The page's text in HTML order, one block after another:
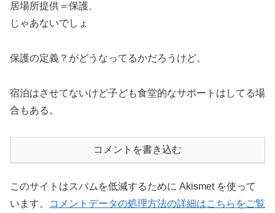
居場所提供＝保護、
じゃあないでしょ
保護の定義？がどうなってるかだろうけど。
宿泊はさせてないけど子ども食堂的なサポートはしてる場
合もある。
コメントを書き込む
このサイトはスパムを低減するために Akismet を使って
います。
コメントデータの処理方法の詳細はこちらをご覧